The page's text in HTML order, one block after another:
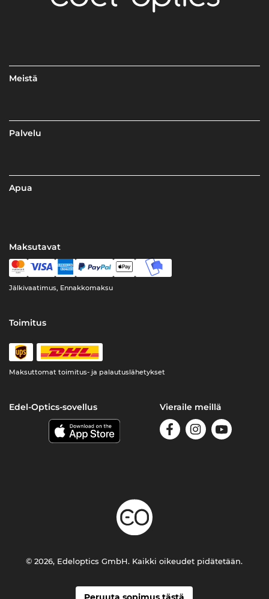
Meistä
Palvelu
Apua
Maksutavat
Jälkivaatimus, Ennakkomaksu
Toimitus
Maksuttomat toimitus- ja palautuslähetykset
Edel-Optics-sovellus Vieraile meillä
© 2026, Edeloptics GmbH. Kaikki oikeudet pidätetään.